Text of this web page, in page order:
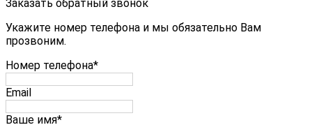
Заказать обратный звонок
Укажите номер телефона и мы обязательно Вам
прозвоним.
Номер телефона*
Email
Ваше имя*